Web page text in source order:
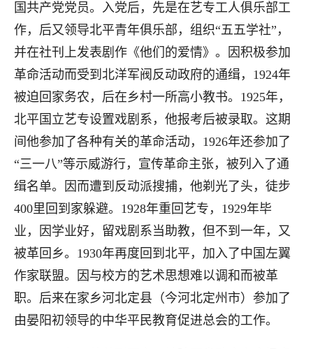
国共产党党员。入党后，先是在艺专工人俱乐部工
作，后又领导北平青年俱乐部，组织“五五学社”，
并在社刊上发表剧作《他们的爱情》。因积极参加
革命活动而受到北洋军阀反动政府的通缉，1924年
被迫回家务农，后在乡村一所高小教书。1925年，
北平国立艺专设置戏剧系，他报考后被录取。这期
间他参加了各种有关的革命活动，1926年还参加了
“三一八”等示威游行，宣传革命主张，被列入了通
缉名单。因而遭到反动派搜捕，他剃光了头，徒步
400里回到家躲避。1928年重回艺专，1929年毕
业，因学业好，留戏剧系当助教，但不到一年，又
被革回乡。1930年再度回到北平，加入了中国左翼
作家联盟。因与校方的艺术思想难以调和而被革
职。后来在家乡河北定县（今河北定州市）参加了
由晏阳初领导的中华平民教育促进总会的工作。